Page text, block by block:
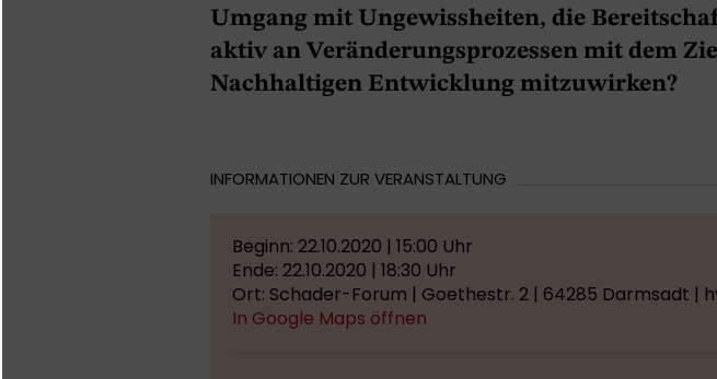
Umgang mit Ungewissheiten, die
aktiv an Veränderungsprozessen mit dem
Nachhaltigen Entwicklung mitzuwirken?
INFORMATIONEN ZUR VERANSTALTUNG
Beginn: 22.10.2020 | 15:00 Uhr
Ende: 22.10.2020 | 18:30 Uhr
Ort: Schader-Forum | Goethestr. 2 | 64285 Darmsadt |
In Google Maps öffnen